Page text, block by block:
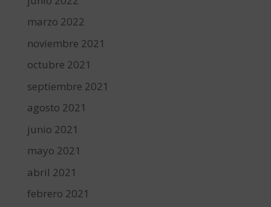
marzo 2022
noviembre 2021
octubre 2021
septiembre 2021
agosto 2021
junio 2021
mayo 2021
abril 2021
febrero 2021